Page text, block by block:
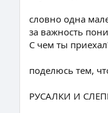
словно одна
за важность
С чем ты
поделюсь тем,
РУСАЛКИ И